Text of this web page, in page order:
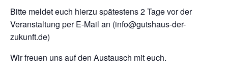
Bitte meldet euch hierzu spätestens 2 Tage vor der
Veranstaltung per E-Mail an (info@gutshaus-der-
zukunft.de)
Wir freuen uns auf den Austausch mit euch.